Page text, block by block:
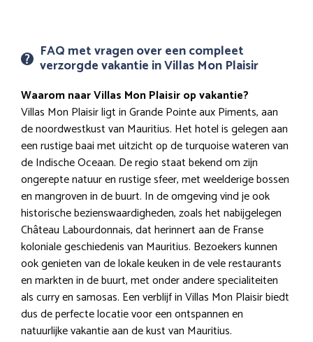
FAQ met vragen over een compleet
verzorgde vakantie in Villas Mon Plaisir
Waarom naar Villas Mon Plaisir op vakantie?
Villas Mon Plaisir ligt in Grande Pointe aux Piments, aan
de noordwestkust van Mauritius. Het hotel is gelegen aan
een rustige baai met uitzicht op de turquoise wateren van
de Indische Oceaan. De regio staat bekend om zijn
ongerepte natuur en rustige sfeer, met weelderige bossen
en mangroven in de buurt. In de omgeving vind je ook
historische bezienswaardigheden, zoals het nabijgelegen
Château Labourdonnais, dat herinnert aan de Franse
koloniale geschiedenis van Mauritius. Bezoekers kunnen
ook genieten van de lokale keuken in de vele restaurants
en markten in de buurt, met onder andere specialiteiten
als curry en samosas. Een verblijf in Villas Mon Plaisir biedt
dus de perfecte locatie voor een ontspannen en
natuurlijke vakantie aan de kust van Mauritius.